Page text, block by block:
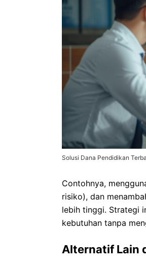
Solusi Dana Pendidikan
Contohnya,
risiko), dan
lebih tinggi. Strategi
kebutuhan tanpa
Alternatif Lain